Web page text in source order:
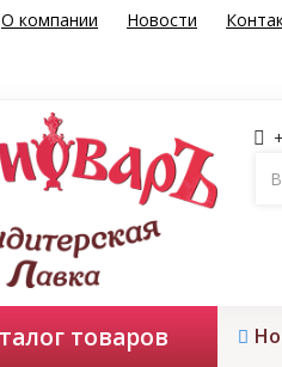
О компании Новости
товаров